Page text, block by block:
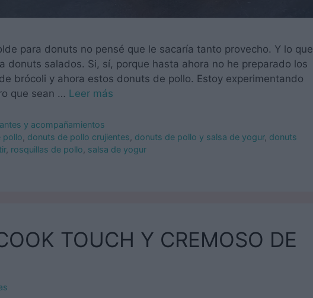
para donuts no pensé que le sacaría tanto provecho. Y lo que
donuts salados. Si, sí, porque hasta ahora no he preparado los
brócoli y ahora estos donuts de pollo. Estoy experimentando
que sean … Leer más
y acompañamientos
pollo donuts de pollo crujientes donuts de pollo y salsa de yogur, donuts
, rosquillas de pollo salsa de yogur
TOUCH Y CREMOSO DE